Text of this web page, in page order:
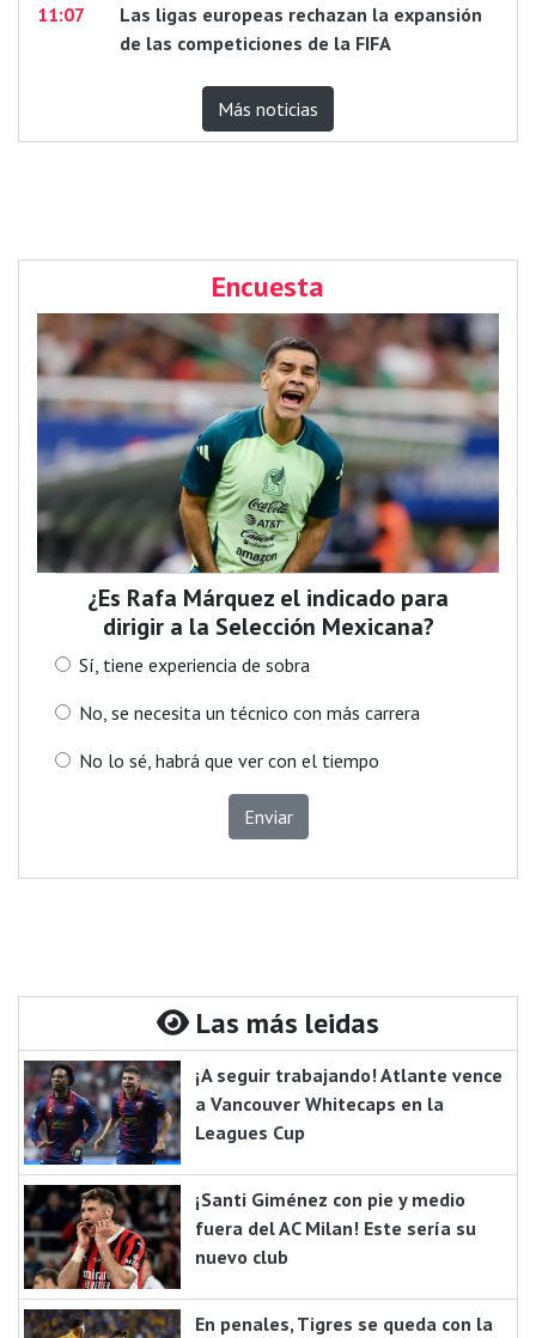
11:07
Las ligas europeas rechazan la expansión
de las competiciones de la FIFA
Más noticias
Encuesta
¿Es Rafa Márquez el indicado para
dirigir a la Selección Mexicana?
Sí, tiene experiencia de sobra
No, se necesita un técnico con más carrera
No lo sé, habrá que ver con el tiempo
Enviar
Las más leidas
¡A seguir trabajando! Atlante vence
a Vancouver Whitecaps en la
Leagues Cup
¡Santi Giménez con pie y medio
fuera del AC Milan! Este sería su
nuevo club
En penales, Tigres se queda con la